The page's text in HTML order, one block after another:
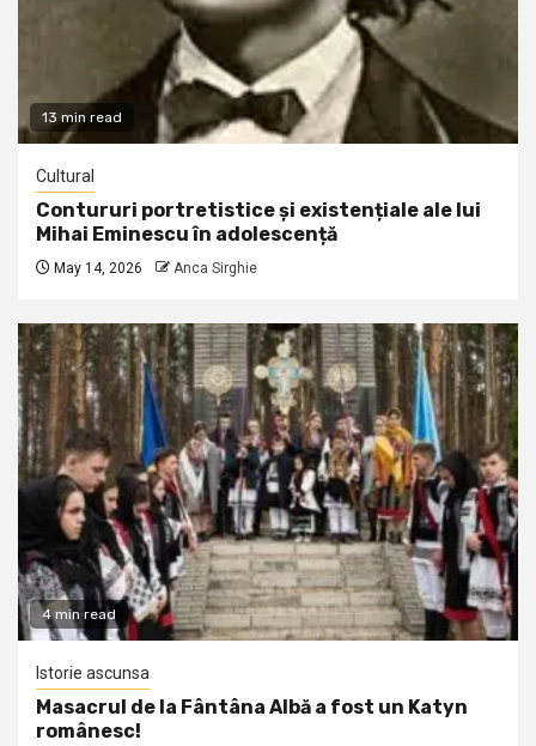
13 min read
Cultural
Contururi portretistice și existențiale ale lui
Mihai Eminescu în adolescență
May 14, 2026 Anca Sirghie
4 min read
Istorie ascunsa
Masacrul de la Fântâna Albă a fost un Katyn
românesc!